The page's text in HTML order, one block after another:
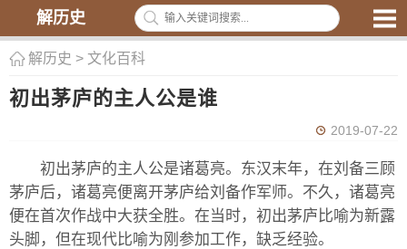
解历史
解历史 > 文化百科
初出茅庐的主人公是谁
2019-07-22
初出茅庐的主人公是诸葛亮。东汉末年，在刘备三顾
茅庐后，诸葛亮便离开茅庐给刘备作军师。不久，诸葛亮
便在首次作战中大获全胜。在当时，初出茅庐比喻为新露
头脚，但在现代比喻为刚参加工作，缺乏经验。